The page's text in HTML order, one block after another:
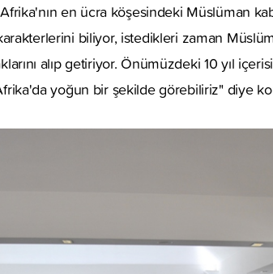
en ücra köşesindeki Müslüman
biliyor, istedikleri zaman
alıp getiriyor. Önümüzdeki 10 yıl
yoğun bir şekilde görebiliriz" diye